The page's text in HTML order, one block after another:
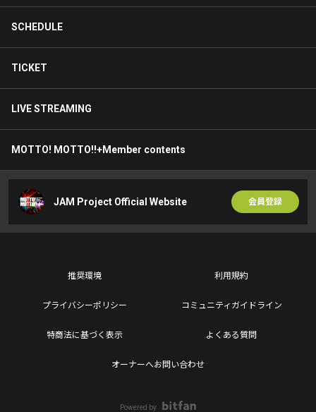
SCHEDULE
TICKET
LIVE STREAMING
MOTTO! MOTTO!!+Member contents
JAM Project Official Website 会員登録
推奨環境 利用規約
プライバシーポリシー コミュニティガイドライン
特商法に基づく表示 よくある質問
オーナーへお問い合わせ
Powered by